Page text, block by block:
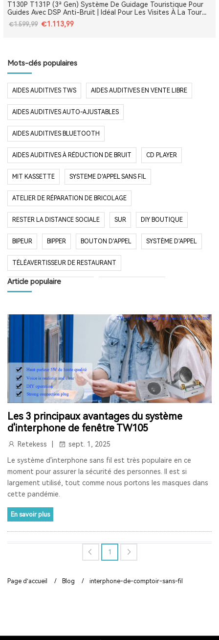
Les 3 principaux avantages du système
d'interphone de fenêtre TW105
Retekess sept. 1, 2025
Le système d'interphone sans fil est très populaire en ce
moment pour assurer la sécurité des personnes. Il est si
largement utilisé, tout comme nous portons les masques dans
cette pandémie.
En savoir plus
1
T130P T131P (3ª Gen) Système De Guidage Touristique Pour
Guides Avec DSP Anti-Bruit | Idéal Pour Les Visites À La Tour
Eiffel, Le Louvre, Versailles Et Les Monuments De France
€1.599,99 €1.113,99
Mots-clés populaires
AIDES AUDITIVES TWS AIDES AUDITIVES EN VENTE LIBRE
AIDES AUDITIVES AUTO-AJUSTABLES
AIDES AUDITIVES BLUETOOTH
AIDES AUDITIVES À RÉDUCTION DE BRUIT CD PLAYER
MIT KASSETTE SYSTEME D'APPEL SANS FIL
ATELIER DE RÉPARATION DE BRICOLAGE
RESTER LA DISTANCE SOCIALE SUR DIY BOUTIQUE
BIPEUR BIPPER BOUTON D'APPEL SYSTÈME D'APPEL
TÉLÉAVERTISSEUR DE RESTAURANT
SYSTÈME D'APPEL SANS FIL
LONGUE PORTÉE SYSTÈME LONG TEMPS EN VEILLE
RESTAURANT RADIO RADIO PORTABLE
FM AM RADIO RADIO DE POCHE RADIO DE DOUCHE
ENCEINTE BLUETOOTH ÉTANCHE
HAUT-PARLEUR BLUETOOTH SANS FIL RADIO FM
RETEKESS
AUDIOGUIDE DU MUSÉE TOUR GUIDE SYSTEM
TOUR GUIDE SYSTEM INTERPHONE DE FENÊTRE
HAUT-PARLEUR DE FENÊTRE
SYSTÈME D'INTERPHONE DE COMPTEUR À DEUX VOIES
BANQUE LA FENÊTRE LE SIGNAL 2.4G EST UNIVERSEL
Article populaire
Page d’accueil / Blog / interphone-de-comptoir-sans-fil